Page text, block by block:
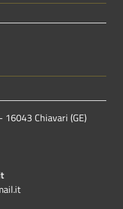
16043 Chiavari (GE)